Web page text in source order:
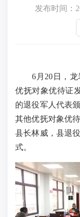
发布时间：
6月20日，龙
优抚对象优待证
的退役军人代表
其他优抚对象优
县长林威，县退
式。